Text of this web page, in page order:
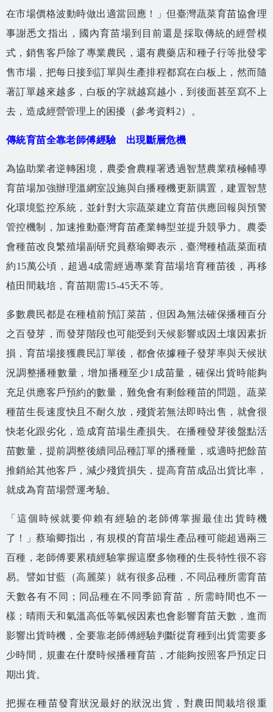
在市場價格波動時做出適當回應！」但臺灣蔬菜育苗協會理
事謝悉文指出，國內育苗場到目前還是採取傳統的經營模
式，銷售客戶除了專業農民，還有農藥店和種子行等批發零
售市場，把每日接到訂單與生產排程都寫在白板上，然而隨
著訂單越來越多，白板的字就越寫越小，到後面甚至寫不上
去，造成經營管理上的困擾（參考資料2）。
傳統育苗全靠老師傅經驗 出現斷層危機
為協助業者逆轉困境，農委會農糧署透過智慧農業積極輔導
育苗場加強辦理溫網室設施與自播種機更新購置，建置智慧
化環境監控系統，並針對大宗蔬菜建立育苗供應回報與預警
管控機制，加速推動臺灣育苗產業轉型並提升競爭力。農委
會種苗改良繁殖場副研究員蔡瑜卿表示，臺灣種植蔬菜面積
約15萬公頃，超過4成需經過專業育苗場培育種苗後，再移
植田間栽培，育苗期需15-45天不等。
多數農民都是在種植前預訂菜苗，但因為無法確保播種百分
之百發芽，而發芽階段也可能受到天候影響或因土壤因素折
損，育苗場接獲農民訂單後，都會依據種子發芽率與天候狀
況調整播種數量，增加播種至少1成苗量，確保出貨時能夠
充足供應客戶預約的數量，難免會有剩餘種苗的問題。蔬菜
種苗生長速度快且不耐久放，殘貨若無法即時出售，就會很
快老化跟劣化，造成育苗場生產損失。在播種發芽後盤點活
苗數量，提前調整後續同品種訂單的播種量，或適時把餘苗
推銷給其他客戶，減少殘貨損失，提高育苗成品出貨比率，
就成為育苗場營運考驗。
「這個時候就要仰賴有經驗的老師傅掌握最佳出貨時機
了！」蔡瑜卿指出，有規模的育苗場生產品種可能超過兩三
百種，老師傅要累積經驗掌握這麼多物種的生長特性很不容
易。譬如甘藍（高麗菜）就有很多品種，不同品種所需育苗
天數各有不同；同品種在不同季節育苗，所需時間也不一
樣；晴雨天和氣溫高低等氣候因素也會影響育苗天數，進而
影響出貨時機，全要靠老師傅經驗判斷從育種到出貨需要多
少時間，規畫在什麼時候播種育苗，才能夠按照客戶預定日
期出貨。
把握在種苗發育狀況最好的狀況出貨，對農田間栽培很重